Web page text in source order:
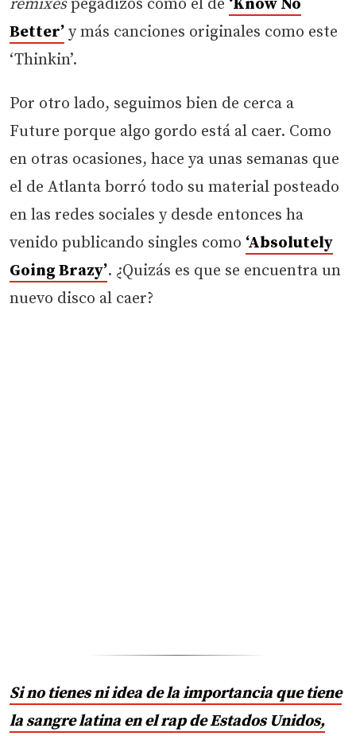
remixespegadizos como el de ‘Know No
Better’ y más canciones originales como este
‘Thinkin’.
Por otro lado, seguimos bien de cerca a
Future porque algo gordo está al caer. Como
en otras ocasiones, hace ya unas semanas que
el de Atlanta borró todo su material posteado
en las redes sociales y desde entonces ha
venido publicando singles como ‘Absolutely
Going Brazy’. ¿Quizás es que se encuentra un
nuevo disco al caer?
Si no tienes ni idea de la importancia que tiene
la sangre latina en el rap de Estados Unidos,